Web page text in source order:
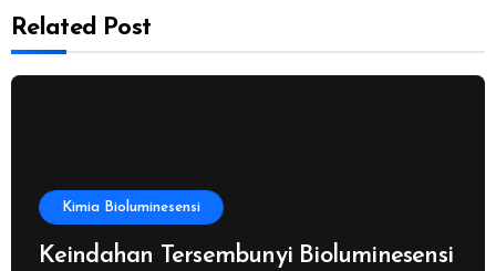
Related Post
Kimia Bioluminesensi
Keindahan Tersembunyi Bioluminesensi